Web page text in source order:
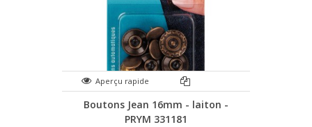
Aperçu rapide
Boutons Jean 16mm - laiton -
PRYM 331181